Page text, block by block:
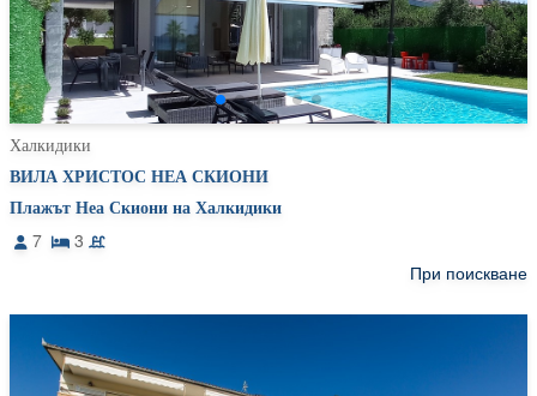
Халкидики
ВИЛА ХРИСТОС НЕА СКИОНИ
Плажът Неа Скиони на Халкидики
7
3
При поискване